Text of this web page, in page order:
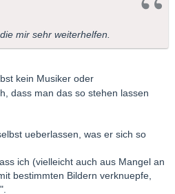
mir sehr weiterhelfen.
kein Musiker oder
dass man das so stehen lassen
ueberlassen, was er sich so
ich (vielleicht auch aus Mangel an
bestimmten Bildern verknuepfe,